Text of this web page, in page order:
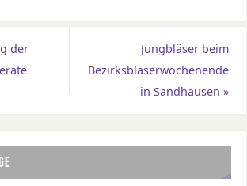
der
Jungbläser beim
Bezirksbläserwochenende
in Sandhausen»